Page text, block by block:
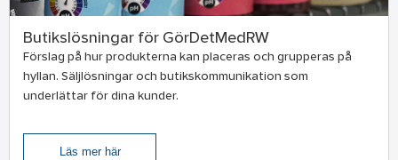
Butikslösningar för GörDetMedRW
Förslag på hur produkterna kan placeras och grupperas på
hyllan. Säljlösningar och butikskommunikation som
underlättar för dina kunder.
Läs mer här